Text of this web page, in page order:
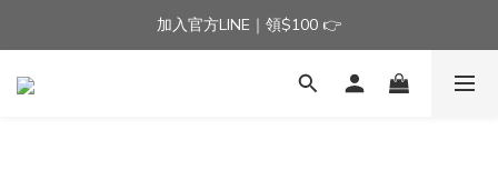
加入官方LINE｜領$100 👉
加入官方LINE｜領$100 👉
滿$3000免運費 | 滿$5000贈AISLE方塊酥髮夾乙個